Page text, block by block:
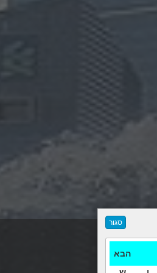
הבא